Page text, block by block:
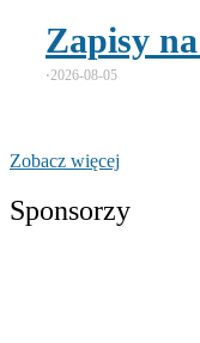
Zapisy
⋅2026-08-05
Zobacz więcej
Sponsorzy